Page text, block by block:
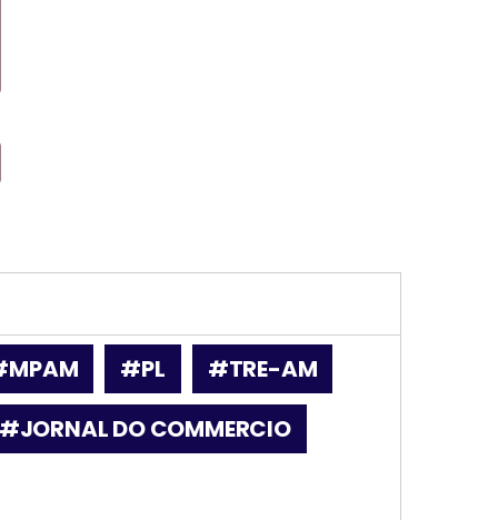
#PL
#TRE-AM
#JORNAL DO COMMERCIO